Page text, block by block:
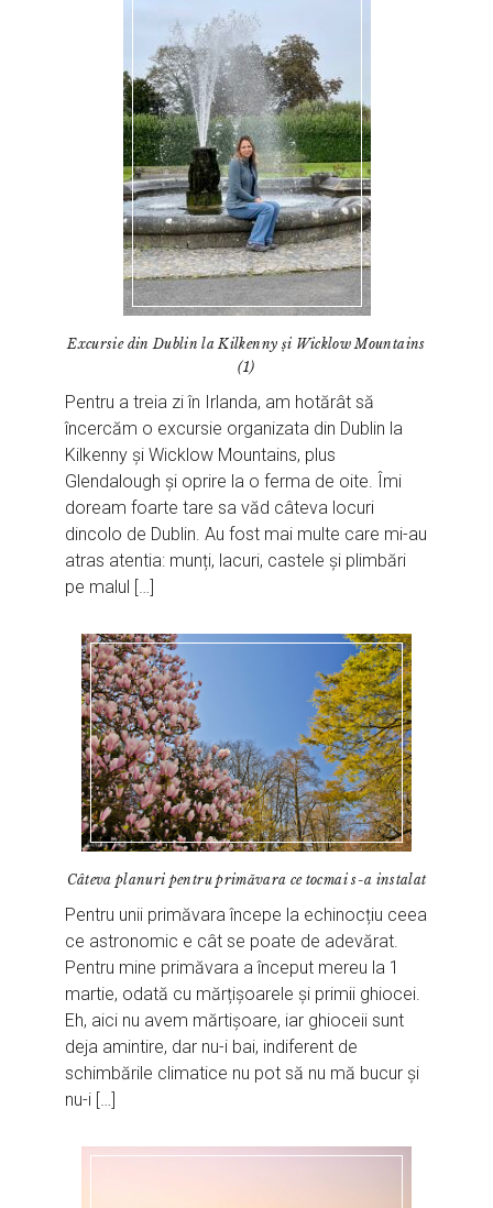
Excursie din Dublin la Kilkenny și Wicklow Mountains
(1)
Pentru a treia zi în Irlanda, am hotărât să
încercăm o excursie organizata din Dublin la
Kilkenny și Wicklow Mountains, plus
Glendalough și oprire la o ferma de oite. Îmi
doream foarte tare sa văd câteva locuri
dincolo de Dublin. Au fost mai multe care mi-au
atras atentia: munți, lacuri, castele și plimbări
pe malul […]
Câteva planuri pentru primăvara ce tocmai s-a instalat
Pentru unii primăvara începe la echinocțiu ceea
ce astronomic e cât se poate de adevărat.
Pentru mine primăvara a început mereu la 1
martie, odată cu mărțișoarele și primii ghiocei.
Eh, aici nu avem mărtișoare, iar ghioceii sunt
deja amintire, dar nu-i bai, indiferent de
schimbările climatice nu pot să nu mă bucur și
nu-i […]